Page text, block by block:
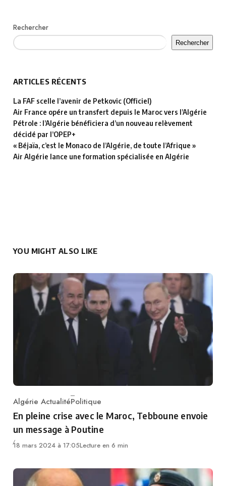
Rechercher
Rechercher
ARTICLES RÉCENTS
La FAF scelle l’avenir de Petkovic (Officiel)
Air France opére un transfert depuis le Maroc vers l’Algérie
Pétrole : l’Algérie bénéficiera d’un nouveau relèvement
décidé par l’OPEP+
« Béjaïa, c’est le Monaco de l’Algérie, de toute l’Afrique »
Air Algérie lance une formation spécialisée en Algérie
YOU MIGHT ALSO LIKE
Category
Algérie ActualitéPolitique
En pleine crise avec le Maroc, Tebboune envoie
un message à Poutine
18 mars 2024 à 17:05Lecture en 6 min